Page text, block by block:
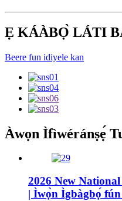
Ẹ KÁÀBỌ̀ LÁTI
Beere fun idiyele kan
Àwọn Ìfìwéránṣẹ́
2026 New
| Ìwọ̀n Ìgbàgbọ́